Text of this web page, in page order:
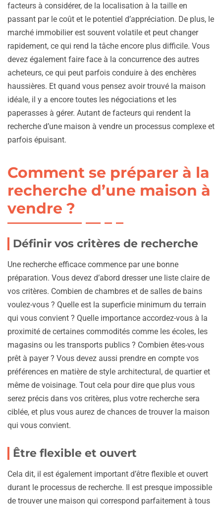
facteurs à considérer, de la localisation à la taille en
passant par le coût et le potentiel d’appréciation. De plus, le
marché immobilier est souvent volatile et peut changer
rapidement, ce qui rend la tâche encore plus difficile. Vous
devez également faire face à la concurrence des autres
acheteurs, ce qui peut parfois conduire à des enchères
haussières. Et quand vous pensez avoir trouvé la maison
idéale, il y a encore toutes les négociations et les
paperasses à gérer. Autant de facteurs qui rendent la
recherche d’une maison à vendre un processus complexe et
parfois épuisant.
Comment se préparer à la
recherche d’une maison à
vendre ?
Définir vos critères de recherche
Une recherche efficace commence par une bonne
préparation. Vous devez d’abord dresser une liste claire de
vos critères. Combien de chambres et de salles de bains
voulez-vous ? Quelle est la superficie minimum du terrain
qui vous convient ? Quelle importance accordez-vous à la
proximité de certaines commodités comme les écoles, les
magasins ou les transports publics ? Combien êtes-vous
prêt à payer ? Vous devez aussi prendre en compte vos
préférences en matière de style architectural, de quartier et
même de voisinage. Tout cela pour dire que plus vous
serez précis dans vos critères, plus votre recherche sera
ciblée, et plus vous aurez de chances de trouver la maison
qui vous convient.
Être flexible et ouvert
Cela dit, il est également important d’être flexible et ouvert
durant le processus de recherche. Il est presque impossible
de trouver une maison qui correspond parfaitement à tous